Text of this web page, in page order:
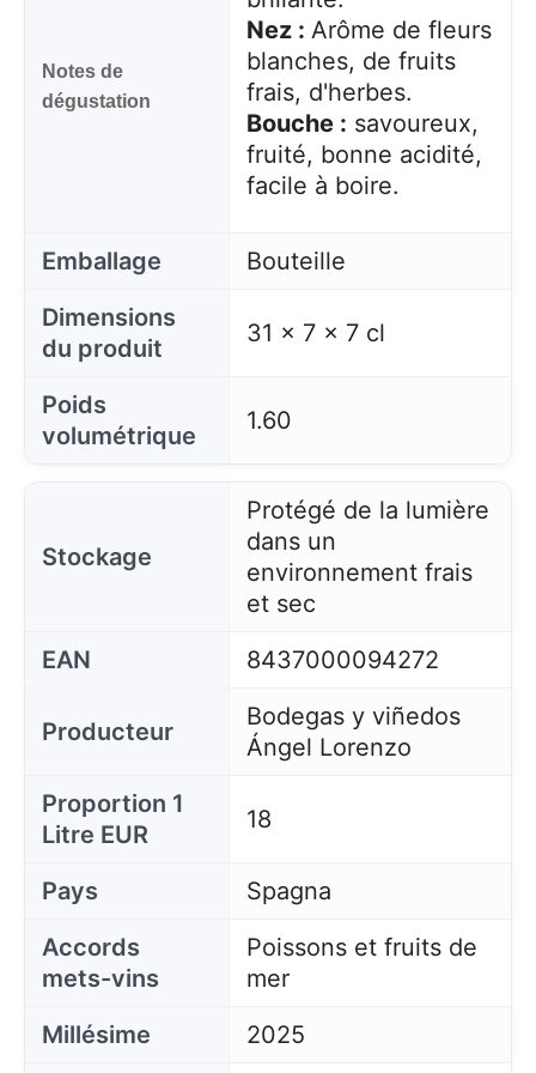
Notes de
dégustation
Nez : Arôme de fleurs
blanches, de fruits
frais, d'herbes.
Bouche : savoureux,
fruité, bonne acidité,
facile à boire.
Emballage
Bouteille
Dimensions
du produit
31 x 7 x 7 cl
Poids
volumétrique
1.60
Stockage
Protégé de la lumière
dans un
environnement frais
et sec
EAN
8437000094272
Producteur
Bodegas y viñedos
Ángel Lorenzo
Proportion 1
Litre EUR
18
Pays
Spagna
Accords
mets-vins
Poissons et fruits de
mer
Millésime
2025